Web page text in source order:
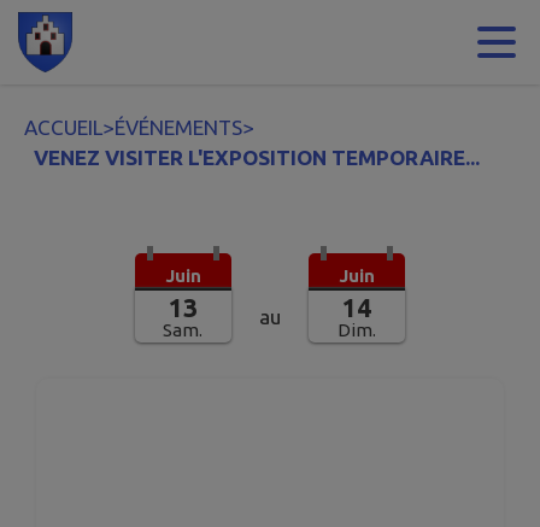
Contenu
ACCUEIL>ÉVÉNEMENTS>
VENEZ VISITER L'EXPOSITION TEMPORAIRE...
Juin
13
Sam.
au
Juin
14
Dim.